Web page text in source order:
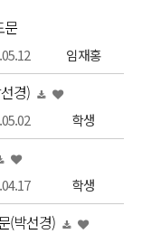
문
임재홍
경)
학생
학생
(박선경)